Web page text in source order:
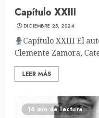
Capítulo XXIII
DICIEMBRE 25, 2024
Capítulo XXIII El
Clemente Zamora,
LEER MÁS
16 min de lectura